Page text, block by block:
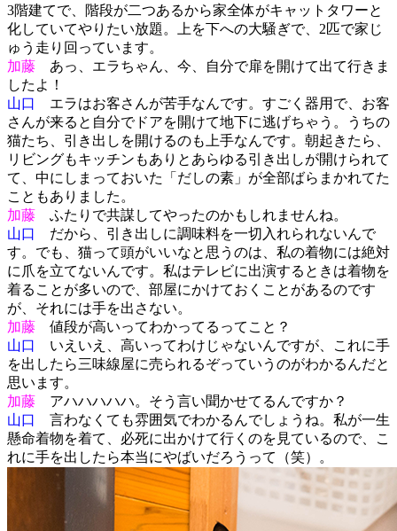
3階建てで、階段が二つあるから家全体がキャットタワーと
化していてやりたい放題。上を下への大騒ぎで、2匹で家じ
ゅう走り回っています。
加藤 あっ、エラちゃん、今、自分で扉を開けて出て行きま
したよ！
山口
エラはお客さんが苦手なんです。すごく器用で、お客
さんが来ると自分でドアを開けて地下に逃げちゃう。うちの
猫たち、引き出しを開けるのも上手なんです。朝起きたら、
リビングもキッチンもありとあらゆる引き出しが開けられて
て、中にしまっておいた「だしの素」が全部ばらまかれてた
こともありました。
加藤 ふたりで共謀してやったのかもしれませんね。
山口
だから、引き出しに調味料を一切入れられないんで
す。でも、猫って頭がいいなと思うのは、私の着物には絶対
に爪を立てないんです。私はテレビに出演するときは着物を
着ることが多いので、部屋にかけておくことがあるのです
が、それには手を出さない。
加藤 値段が高いってわかってるってこと？
山口
いえいえ、高いってわけじゃないんですが、これに手
を出したら三味線屋に売られるぞっていうのがわかるんだと
思います。
加藤 アハハハハハ。そう言い聞かせてるんですか？
山口
言わなくても雰囲気でわかるんでしょうね。私が一生
懸命着物を着て、必死に出かけて行くのを見ているので、こ
れに手を出したら本当にやばいだろうって（笑）。